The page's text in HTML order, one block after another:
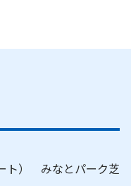
ト） みなとパーク芝